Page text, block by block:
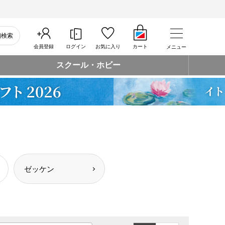
索
会員登録 ログイン お気に入り カート メニュー
スクール・ホビー
ゼッケン